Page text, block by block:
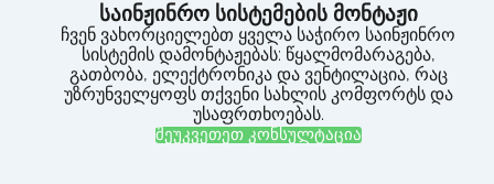
საინჟინრო სისტემების მონტაჟი
ჩვენ ვახორციელებთ ყველა საჭირო საინჟინრო
სისტემის დამონტაჟებას: წყალმომარაგება,
გათბობა, ელექტრონიკა და ვენტილაცია, რაც
უზრუნველყოფს თქვენი სახლის კომფორტს და
უსაფრთხოებას.
შეუკვეთეთ კონსულტაცია